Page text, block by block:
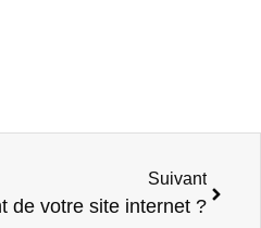
Suivant
de votre site internet ?